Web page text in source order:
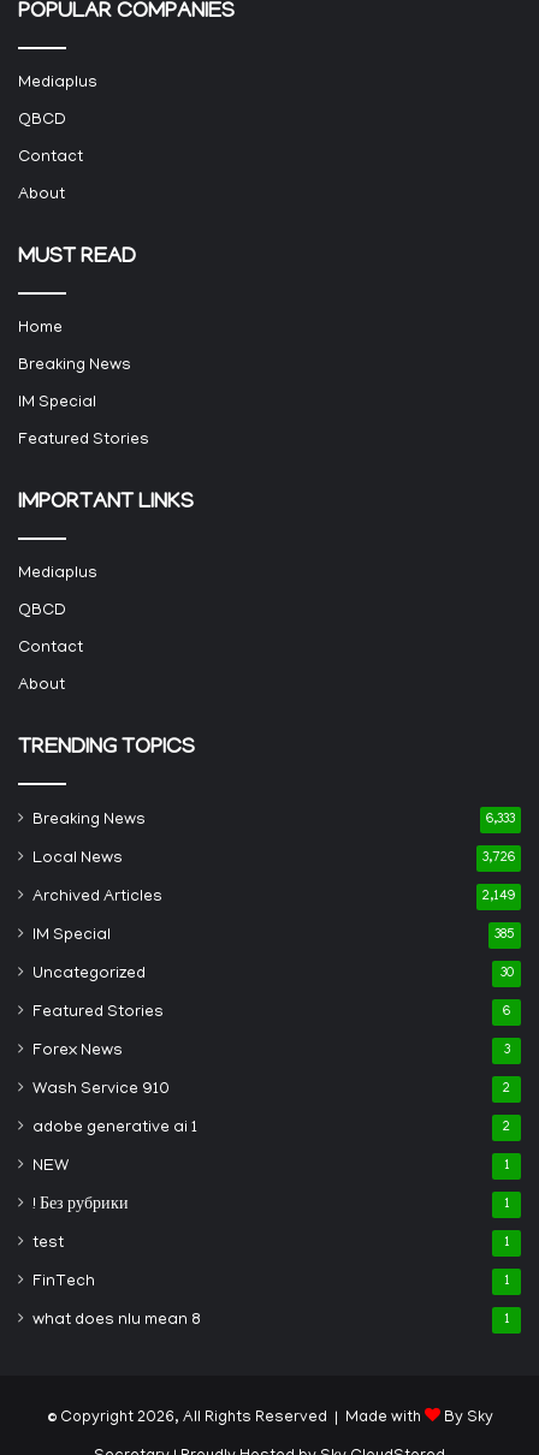
POPULAR COMPANIES
Mediaplus
QBCD
Contact
About
MUST READ
Home
Breaking News
IM Special
Featured Stories
IMPORTANT LINKS
Mediaplus
QBCD
Contact
About
TRENDING TOPICS
Breaking News 6,333
Local News 3,726
Archived Articles 2,149
IM Special 385
Uncategorized 30
Featured Stories 6
Forex News 3
Wash Service 910 2
adobe generative ai 1 2
NEW 1
! Без рубрики 1
test 1
FinTech 1
what does nlu mean 8 1
© Copyright 2026, All Rights Reserved | Made with By Sky